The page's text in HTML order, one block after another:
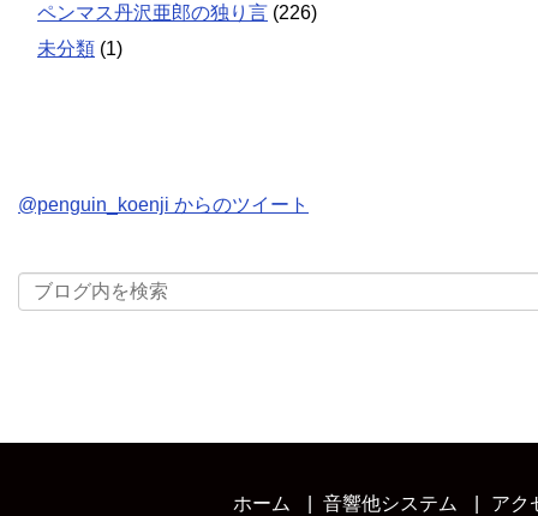
ペンマス丹沢亜郎の独り言 (226)
未分類 (1)
@penguin_koenji からのツイート
ホーム 音響他システム アク